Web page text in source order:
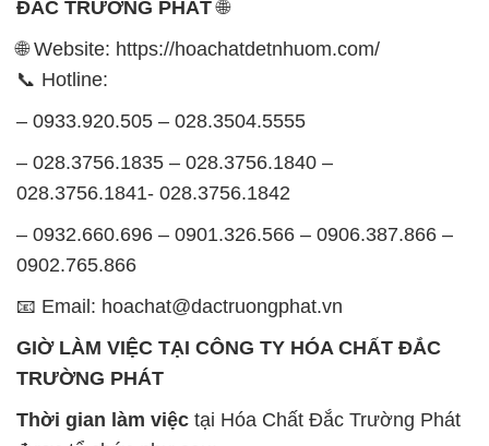
📧 Email: hoachat@dactruongphat.vn
GIỜ LÀM VIỆC TẠI CÔNG TY HÓA CHẤT ĐẮC
TRƯỜNG PHÁT
Thời gian làm việctại Hóa Chất Đắc Trường Phát
được tổ chức như sau:
Thứ 2 đến thứ 6: Buổi sáng: từ 8h đến 11h – Buổi
chiều: từ 12h30 đến 17h
Thứ 7: Buổi sáng: từ 8h đến 11h – Buổi chiều: từ
Chủ nhật: Nghỉ chủ nhật hàng tuần
Chúng tôi rất trân trọng thời gian và cam kết tuân
thủ giờ làm việc để đảm bảo sự hỗ trợ tốt nhất cho